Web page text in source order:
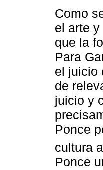
Como
el arte
que la
Para
el juicio
de
juicio y
Ponce
cultura
Ponce